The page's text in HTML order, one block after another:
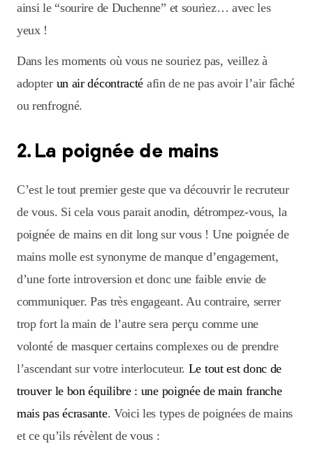
ainsi le “sourire de Duchenne” et souriez… avec les
yeux !
Dans les moments où vous ne souriez pas, veillez à
adopter un air décontracté afin de ne pas avoir l’air fâché
ou renfrogné.
2. La poignée de mains
C’est le tout premier geste que va découvrir le recruteur
de vous. Si cela vous parait anodin, détrompez-vous, la
poignée de mains en dit long sur vous ! Une poignée de
mains molle est synonyme de manque d’engagement,
d’une forte introversion et donc une faible envie de
communiquer. Pas très engageant. Au contraire, serrer
trop fort la main de l’autre sera perçu comme une
volonté de masquer certains complexes ou de prendre
l’ascendant sur votre interlocuteur. Le tout est donc de
trouver le bon équilibre : une poignée de main franche
mais pas écrasante. Voici les types de poignées de mains
et ce qu’ils révèlent de vous :